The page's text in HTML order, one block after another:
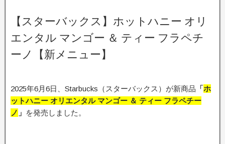
【スターバックス】ホットハニー オリ
エンタル マンゴー ＆ ティー フラペチ
ーノ【新メニュー】
2025年6月6日、Starbucks（スターバックス）が新商品 「ホ
ットハニー オリエンタル マンゴー ＆ ティー フラペチー
ノ 」 を発売しました。